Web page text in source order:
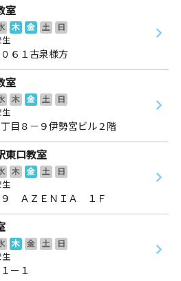
室
木 金 土
日
生
６１古泉様方
室
木 金 土
日
生
目８－９伊勢宮ビル２階
東口教室
木 金 土
日
生
９ ＡＺＥＮＩＡ １Ｆ
木 金 土
日
生
ー１